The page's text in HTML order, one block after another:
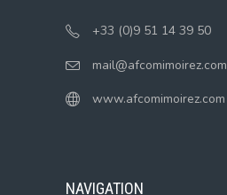
+33 (0)9 51 14 39 50
mail@afcomimoirez.com
www.afcomimoirez.com
NAVIGATION